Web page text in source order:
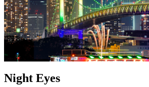
Night Eyes